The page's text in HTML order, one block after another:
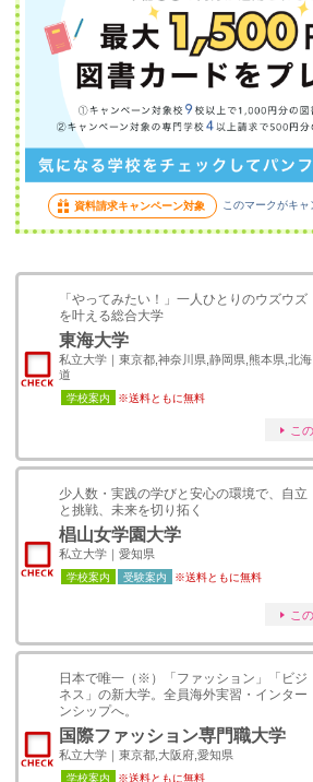
資料請求キャンペーン対象 このマークがキャ
「やってみたい！」一人ひとりのウズウズ
を叶える総合大学
東海大学
私立大学｜東京都,神奈川県,静岡県,熊本県,北海
道
学校案内 ※送料ともに無料
こ
少人数・実践の学びと安心の環境で、自立
と挑戦、未来を切り拓く
椙山女学園大学
私立大学｜愛知県
学校案内 受験案内 ※送料ともに無料
こ
日本で唯一（※）「ファッション」「ビジ
ネス」の新大学。全員海外実習・インター
ンシップへ。
国際ファッション専門職大学
私立大学｜東京都,大阪府,愛知県
学校案内 ※送料ともに無料